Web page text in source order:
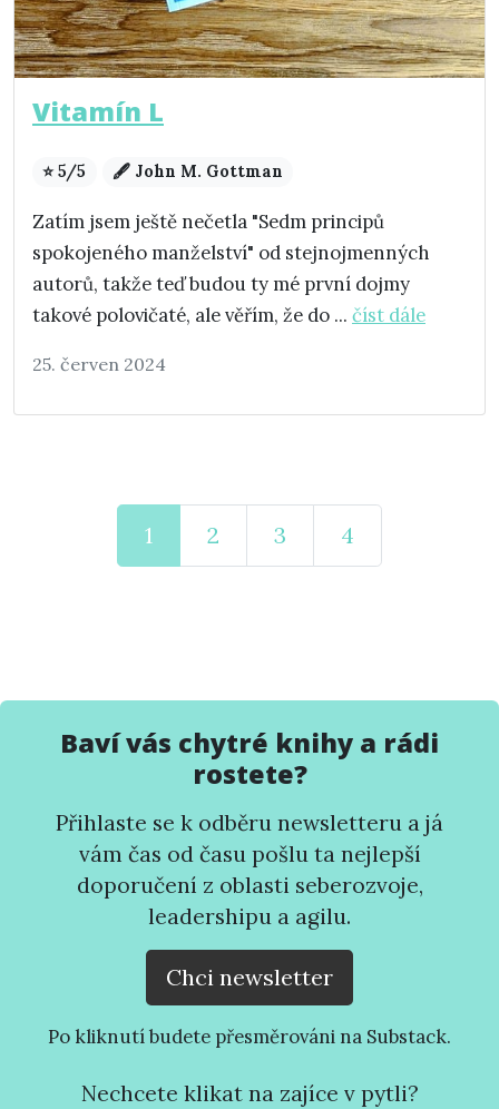
Vitamín L
⭐ 5/5 🖋️ John M. Gottman
Zatím jsem ještě nečetla "Sedm principů
spokojeného manželství" od stejnojmenných
autorů, takže teď budou ty mé první dojmy
takové polovičaté, ale věřím, že do ... číst dále
25. červen 2024
1 2 3 4
Baví vás chytré knihy a rádi
rostete?
Přihlaste se k odběru newsletteru a já
vám čas od času pošlu ta nejlepší
doporučení z oblasti seberozvoje,
leadershipu a agilu.
Chci newsletter
Po kliknutí budete přesměrováni na Substack.
Nechcete klikat na zajíce v pytli?